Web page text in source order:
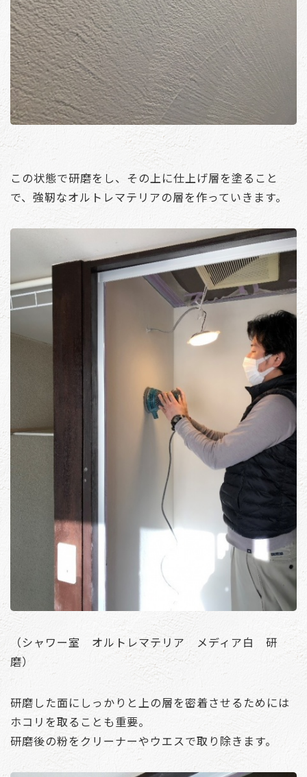
この状態で研磨をし、その上に仕上げ層を塗ること
で、強靭なオルトレマテリアの層を作っていきます。
（シャワー室 オルトレマテリア メディア白 研
磨）
研磨した面にしっかりと上の層を密着させるためには
ホコリを取ることも重要。
研磨後の粉をクリーナーやウエスで取り除きます。